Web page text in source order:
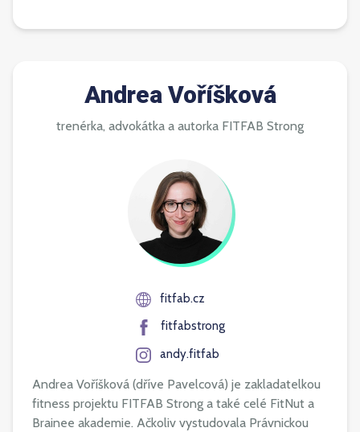
Andrea Voříšková
trenérka, advokátka a autorka FITFAB Strong
fitfab.cz
fitfabstrong
andy.fitfab
Andrea Voříšková (dříve Pavelcová) je zakladatelkou
fitness projektu FITFAB Strong a také celé FitNut a
Brainee akademie. Ačkoliv vystudovala Právnickou